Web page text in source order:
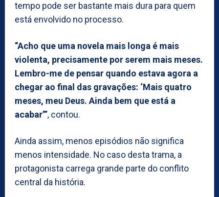
tempo pode ser bastante mais dura para quem
está envolvido no processo.
“Acho que uma novela mais longa é mais
violenta, precisamente por serem mais meses.
Lembro-me de pensar quando estava agora a
chegar ao final das gravações: ‘Mais quatro
meses, meu Deus. Ainda bem que está a
acabar’”, contou.
Ainda assim, menos episódios não significa
menos intensidade. No caso desta trama, a
protagonista carrega grande parte do conflito
central da história.